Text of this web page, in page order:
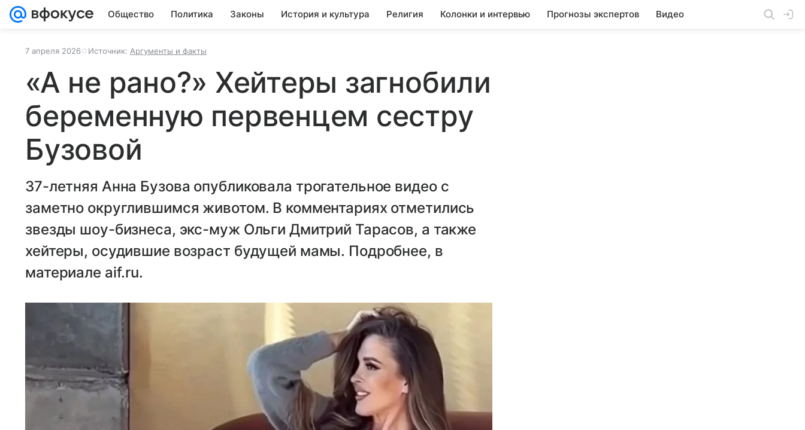
Общество Политика Законы История и культура Религия Колонки и интервью Прогнозы экспертов Видео
7 апреля 2026 Источник: Аргументы и факты
«А не рано?» Хейтеры загнобили
беременную первенцем сестру
Бузовой
37-летняя Анна Бузова опубликовала трогательное видео с
заметно округлившимся животом. В комментариях отметились
звезды шоу-бизнеса, экс-муж Ольги Дмитрий Тарасов, а также
хейтеры, осудившие возраст будущей мамы. Подробнее, в
материале aif.ru.